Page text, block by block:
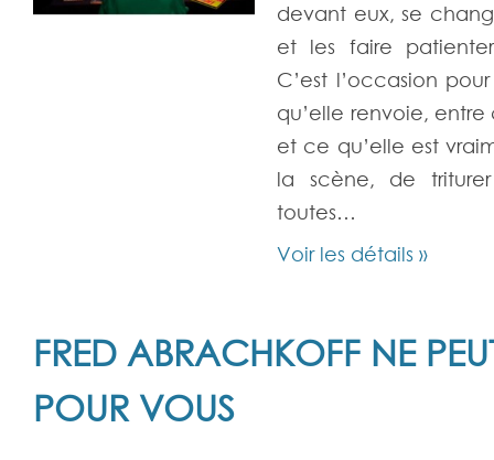
devant eux, se
et les faire
C’est l’occasion
qu’elle renvoie,
et ce qu’elle est
la scène, de
toutes…
Voir les détails »
FRED ABRACHKOFF NE
POUR VOUS